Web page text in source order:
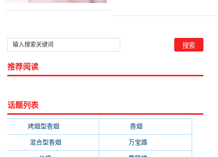
推荐阅读
话题列表
烤烟型香烟 香烟
混合型香烟 万宝路(331)